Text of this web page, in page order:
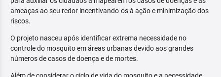
ameaças ao seu redor incentivando-os à ação e minimização dos
riscos.
O projeto nasceu após identificar extrema necessidade no
controle do mosquito em áreas urbanas devido aos grandes
números de casos de doença e de mortes.